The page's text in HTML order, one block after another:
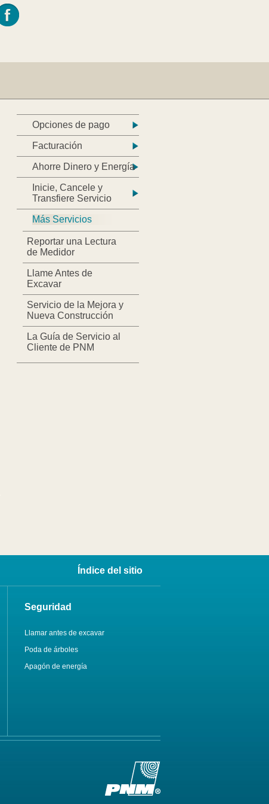
Opciones de pago
Facturación
Ahorre Dinero y Energía
Inicie, Cancele y
Transfiere Servicio
Más Servicios
Reportar una Lectura
de Medidor
Llame Antes de
Excavar
Servicio de la Mejora y
Nueva Construcción
La Guía de Servicio al
Cliente de PNM
Índice del sitio
Seguridad
Llamar antes de excavar
Poda de árboles
Apagón de energía